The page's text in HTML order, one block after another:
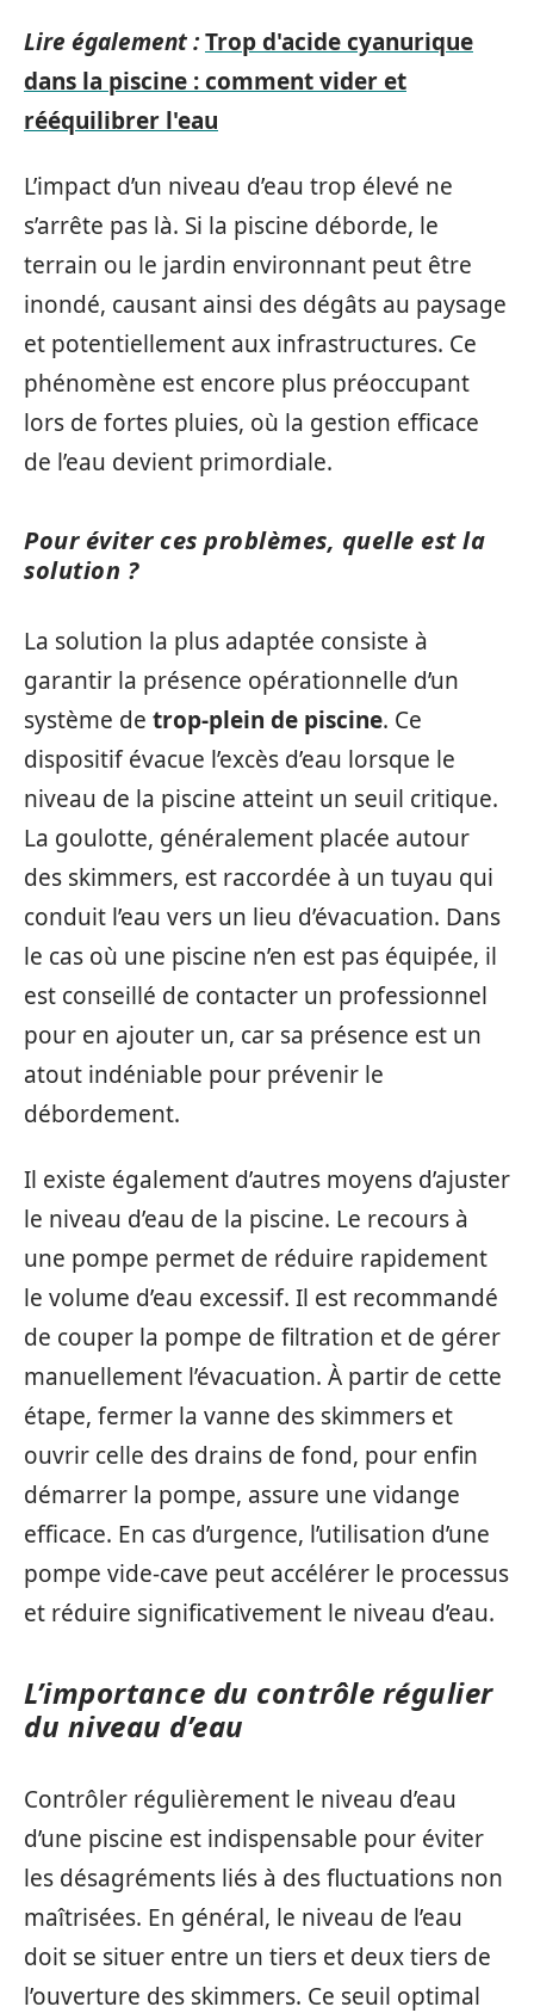
Lire également :Trop d'acide cyanurique
dans la piscine : comment vider et
rééquilibrer l'eau
L’impact d’un niveau d’eau trop élevé ne
s’arrête pas là. Si la piscine déborde, le
terrain ou le jardin environnant peut être
inondé, causant ainsi des dégâts au paysage
et potentiellement aux infrastructures. Ce
phénomène est encore plus préoccupant
lors de fortes pluies, où la gestion efficace
de l’eau devient primordiale.
Pour éviter ces problèmes, quelle est la
solution ?
La solution la plus adaptée consiste à
garantir la présence opérationnelle d’un
système de trop-plein de piscine. Ce
dispositif évacue l’excès d’eau lorsque le
niveau de la piscine atteint un seuil critique.
La goulotte, généralement placée autour
des skimmers, est raccordée à un tuyau qui
conduit l’eau vers un lieu d’évacuation. Dans
le cas où une piscine n’en est pas équipée, il
est conseillé de contacter un professionnel
pour en ajouter un, car sa présence est un
atout indéniable pour prévenir le
débordement.
Il existe également d’autres moyens d’ajuster
le niveau d’eau de la piscine. Le recours à
une pompe permet de réduire rapidement
le volume d’eau excessif. Il est recommandé
de couper la pompe de filtration et de gérer
manuellement l’évacuation. À partir de cette
étape, fermer la vanne des skimmers et
ouvrir celle des drains de fond, pour enfin
démarrer la pompe, assure une vidange
efficace. En cas d’urgence, l’utilisation d’une
pompe vide-cave peut accélérer le processus
et réduire significativement le niveau d’eau.
L’importance du contrôle régulier
du niveau d’eau
Contrôler régulièrement le niveau d’eau
d’une piscine est indispensable pour éviter
les désagréments liés à des fluctuations non
maîtrisées. En général, le niveau de l’eau
doit se situer entre un tiers et deux tiers de
l’ouverture des skimmers. Ce seuil optimal